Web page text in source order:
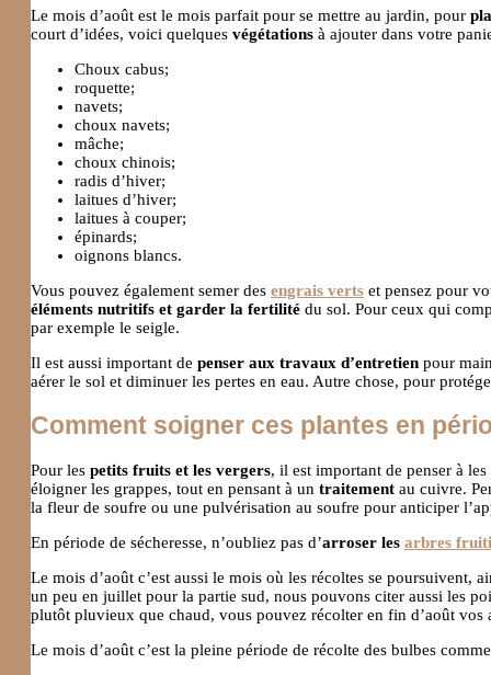
Le mois d’août est le mois parfait pour se mettre au jardin, pour
court d’idées, voici quelques végétations à ajouter dans votre
Choux cabus;
roquette;
navets;
choux navets;
mâche;
choux chinois;
radis d’hiver;
laitues d’hiver;
laitues à couper;
épinards;
oignons blancs.
Vous pouvez également semer des engrais verts et pensez pour
éléments nutritifs et garder la fertilité du sol. Pour ceux qui
par exemple le seigle.
Il est aussi important de penser aux travaux d’entretien pour
aérer le sol et diminuer les pertes en eau. Autre chose, pour
Comment soigner ces plantes en
Pour les petits fruits et les vergers, il est important de penser à
éloigner les grappes, tout en pensant à un traitement au cuivre.
la fleur de soufre ou une pulvérisation au soufre pour anticiper
En période de sécheresse, n’oubliez pas d’arroser les arbres
Le mois d’août c’est aussi le mois où les récoltes se poursuivent,
un peu en juillet pour la partie sud, nous pouvons citer aussi les
plutôt pluvieux que chaud, vous pouvez récolter en fin d’août vos
Le mois d’août c’est la pleine période de récolte des bulbes